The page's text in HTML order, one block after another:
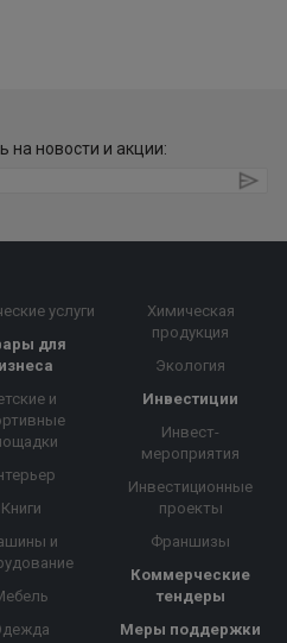
на новости и акции:
услуги
для
и
Книги
и
Химическая
продукция
Экология
Инвестиции
Инвест-
мероприятия
Инвестиционные
проекты
Франшизы
Коммерческие
тендеры
Меры поддержки